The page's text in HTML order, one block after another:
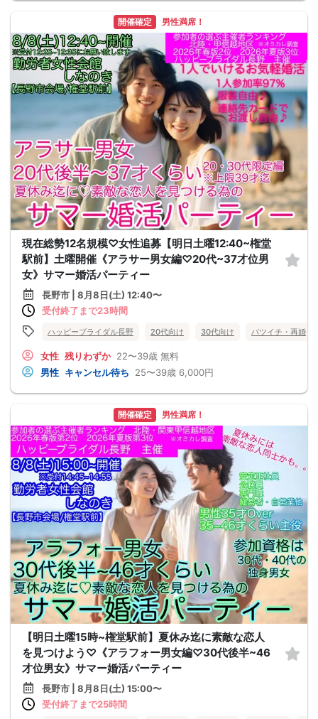
開催確定 男性満席！
現在総勢12名規模♡女性追募【明日土曜12:40~権堂
駅前】土曜開催《アラサー男女編♡20代~37才位男
女》サマー婚活パーティー
長野市 | 8月8日(土) 12:40〜
受付終了まで23時間
ハッピーブライダル長野 20代向け 30代向け バツイチ・再婚
女性 残りわずか 22〜39歳 無料
男性 キャンセル待ち 25〜39歳 6,000円
開催確定 男性満席！
【明日土曜15時~権堂駅前】夏休み迄に素敵な恋人
を見つけよう♡《アラフォー男女編♡30代後半~46
才位男女》サマー婚活パーティー
長野市 | 8月8日(土) 15:00〜
受付終了まで25時間